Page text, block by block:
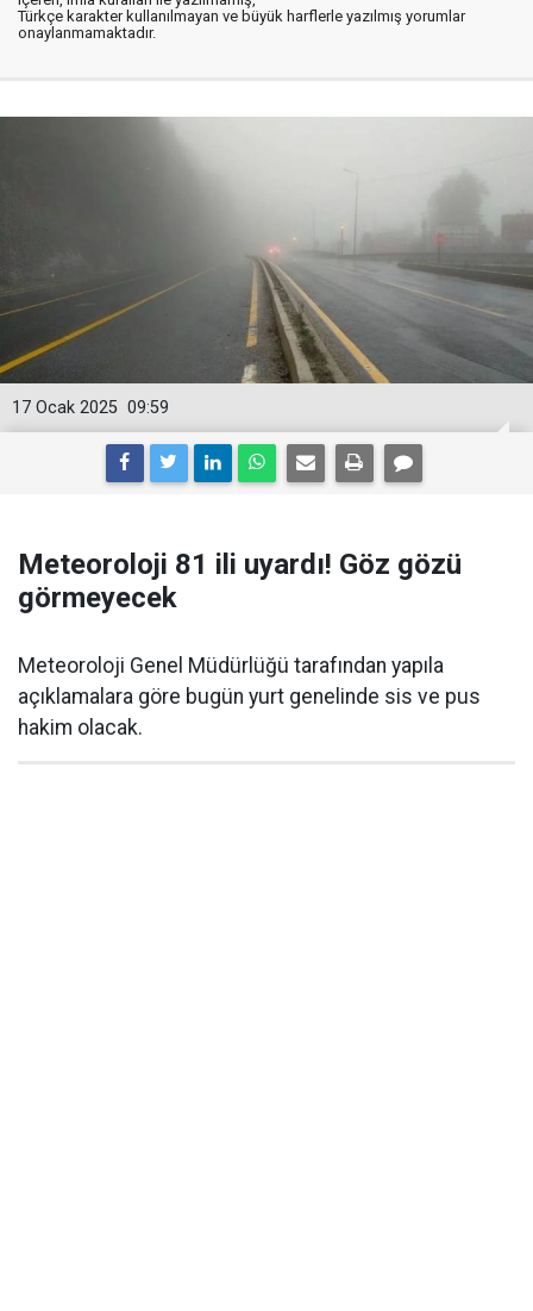
Türkçe karakter kullanılmayan ve büyük harflerle yazılmış yorumlar
onaylanmamaktadır.
09:59
17 Ocak 2025
Meteoroloji 81 ili uyardı! Göz gözü
görmeyecek
Meteoroloji Genel Müdürlüğü tarafından yapıla
açıklamalara göre bugün yurt genelinde sis ve pus
hakim olacak.